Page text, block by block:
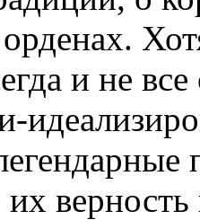
и не все
их